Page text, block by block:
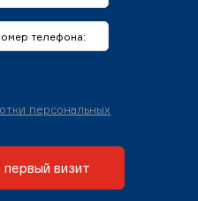
персональных
первый визит